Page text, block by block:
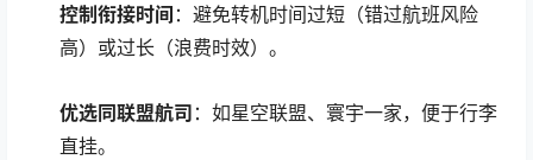
控制衔接时间 ：避免转机时间过短（错过航班风险
高）或过长（浪费时效）。
优选同联盟航司 ：如星空联盟、寰宇一家，便于行李
直挂。